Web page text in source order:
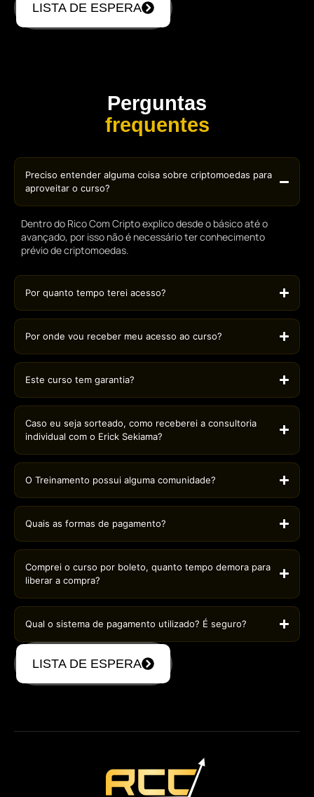
LISTA DE ESPERA
Perguntas
frequentes
Preciso entender alguma coisa sobre criptomoedas para
aproveitar o curso?
Dentro do Rico Com Cripto explico desde o básico até o
avançado, por isso não é necessário ter conhecimento
prévio de criptomoedas.
Por quanto tempo terei acesso?
Por onde vou receber meu acesso ao curso?
Este curso tem garantia?
Caso eu seja sorteado, como receberei a consultoria
individual com o Erick Sekiama?
O Treinamento possui alguma comunidade?
Quais as formas de pagamento?
Comprei o curso por boleto, quanto tempo demora para
liberar a compra?
Qual o sistema de pagamento utilizado? É seguro?
LISTA DE ESPERA